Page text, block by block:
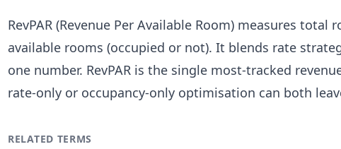
RevPAR (Revenue Per Available Room) measures
available rooms (occupied or not). It blends rate
one number. RevPAR is the single most-tracked
rate-only or occupancy-only optimisation can both
RELATED TERMS